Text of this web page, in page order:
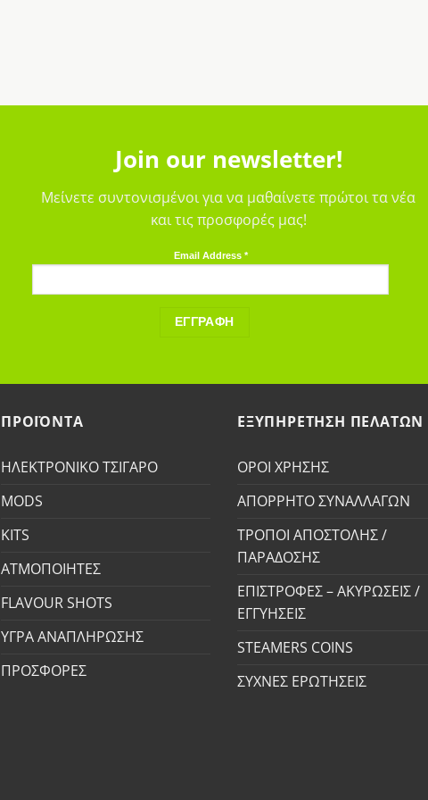
Join our newsletter!
Μείνετε συντονισμένοι για να μαθαίνετε πρώτοι τα νέα
και τις προσφορές μας!
Email Address *
ΠΡΟΪΟΝΤΑ
ΗΛΕΚΤΡΟΝΙΚΟ ΤΣΙΓΑΡΟ
MODS
KITS
ΑΤΜΟΠΟΙΗΤΕΣ
FLAVOUR SHOTS
ΥΓΡΑ ΑΝΑΠΛΗΡΩΣΗΣ
ΠΡΟΣΦΟΡΕΣ
ΕΞΥΠΗΡΕΤΗΣΗ ΠΕΛΑΤΩΝ
ΟΡΟΙ ΧΡΗΣΗΣ
ΑΠΟΡΡΗΤΟ ΣΥΝΑΛΛΑΓΩΝ
ΤΡΟΠΟΙ ΑΠΟΣΤΟΛΗΣ /
ΠΑΡΑΔΟΣΗΣ
ΕΠΙΣΤΡΟΦΕΣ – ΑΚΥΡΩΣΕΙΣ /
ΕΓΓΥΗΣΕΙΣ
STEAMERS COINS
ΣΥΧΝΕΣ ΕΡΩΤΗΣΕΙΣ